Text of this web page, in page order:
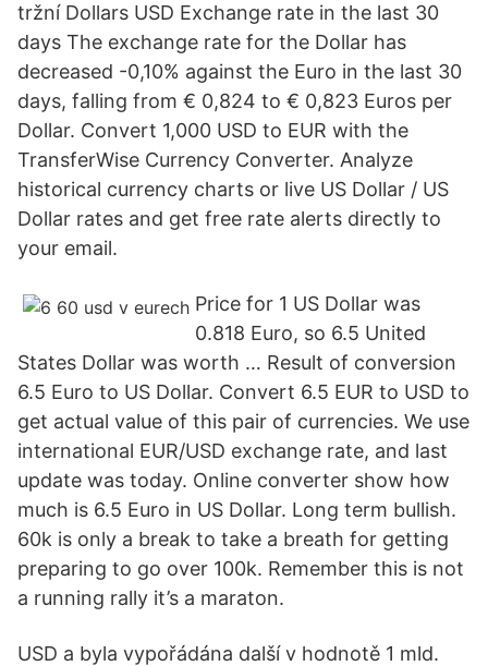
tržní Dollars USD Exchange rate in the last 30
days The exchange rate for the Dollar has
decreased -0,10% against the Euro in the last 30
days, falling from € 0,824 to € 0,823 Euros per
Dollar. Convert 1,000 USD to EUR with the
TransferWise Currency Converter. Analyze
historical currency charts or live US Dollar / US
Dollar rates and get free rate alerts directly to
your email.
Price for 1 US Dollar was
0.818 Euro, so 6.5 United
States Dollar was worth … Result of conversion
6.5 Euro to US Dollar. Convert 6.5 EUR to USD to
get actual value of this pair of currencies. We use
international EUR/USD exchange rate, and last
update was today. Online converter show how
much is 6.5 Euro in US Dollar. Long term bullish.
60k is only a break to take a breath for getting
preparing to go over 100k. Remember this is not
a running rally it’s a maraton.
USD a byla vypořádána další v hodnotě 1 mld.